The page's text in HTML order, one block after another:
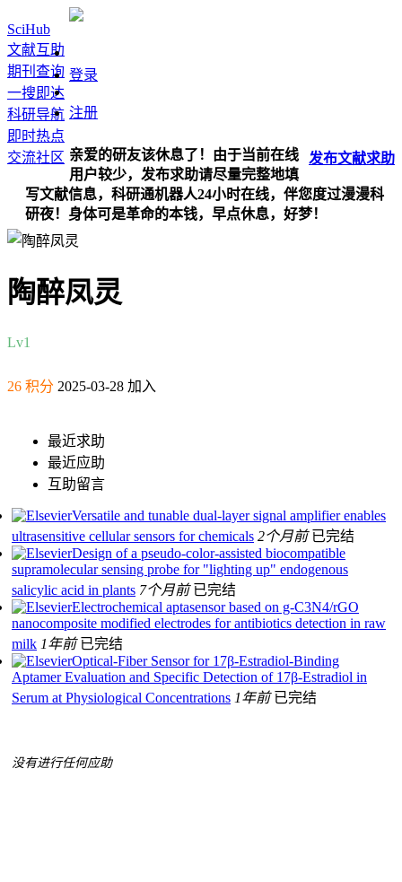
SciHub
文献互助
期刊查询
一搜即达
科研导航
即时热点
交流社区
登录
注册
发布文献求助
亲爱的研友该休息了！由于当前在线
用户较少，发布求助请尽量完整地填
写文献信息，科研通机器人24小时在线，伴您度过漫漫科
研夜！身体可是革命的本钱，早点休息，好梦！
陶醉凤灵
Lv1
26 积分 2025-03-28 加入
最近求助
最近应助
互助留言
Versatile and tunable dual-layer signal amplifier enables
ultrasensitive cellular sensors for chemicals 2个月前 已完结
Design of a pseudo-color-assisted biocompatible
supramolecular sensing probe for "lighting up" endogenous
salicylic acid in plants 7个月前 已完结
Electrochemical aptasensor based on g-C3N4/rGO
nanocomposite modified electrodes for antibiotics detection in raw
milk 1年前 已完结
Optical-Fiber Sensor for 17β-Estradiol-Binding
Aptamer Evaluation and Specific Detection of 17β-Estradiol in
Serum at Physiological Concentrations 1年前 已完结
没有进行任何应助